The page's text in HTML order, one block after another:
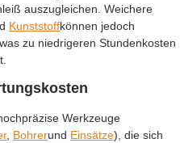
auszugleichen. Weichere
Kunststoffkönnen jedoch
zu niedrigeren Stundenkosten
Werkzeuge
, Bohrerund Einsätze), die sich